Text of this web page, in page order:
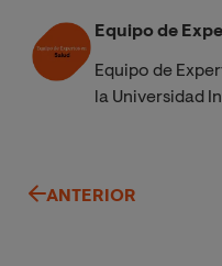
Equipo de
Equipo de
la Universidad
ANTERIOR